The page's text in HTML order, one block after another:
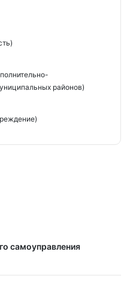
районов)
самоуправления